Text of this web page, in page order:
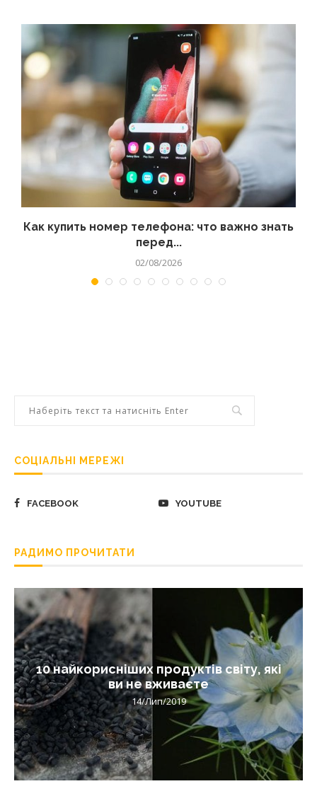
Как купить номер телефона: что важно знать
перед...
02/08/2026
СОЦІАЛЬНІ МЕРЕЖІ
FACEBOOK YOUTUBE
РАДИМО ПРОЧИТАТИ
10 найкорисніших продуктів світу, які
ви не вживаєте
14/Лип/2019